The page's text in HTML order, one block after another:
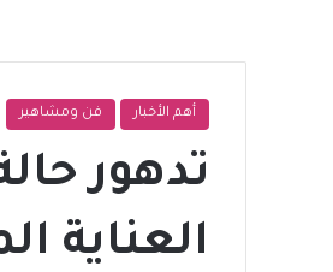
أهم الأخبار فن ومشاهير
تدهور
العناية